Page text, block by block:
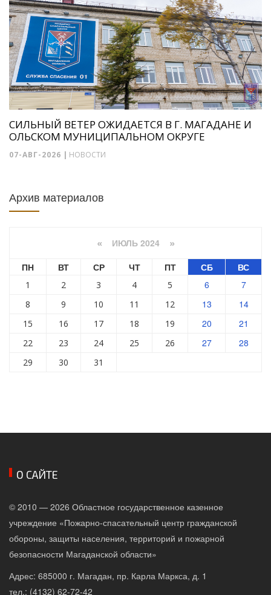
СИЛЬНЫЙ ВЕТЕР ОЖИДАЕТСЯ В Г. МАГАДАНЕ И
ОЛЬСКОМ МУНИЦИПАЛЬНОМ ОКРУГЕ
07-АВГ-2026 | НОВОСТИ
Архив материалов
« ИЮЛЬ 2024 »
ПН ВТ СР ЧТ ПТ СБ ВС
1 2 3 4 5 6 7
8 9 10 11 12 13 14
15 16 17 18 19 20 21
22 23 24 25 26 27 28
29 30 31
О САЙТЕ
© 2010 — 2026 Областное государственное казенное
учреждение «Пожарно-спасательный центр гражданской
обороны, защиты населения, территорий и пожарной
безопасности Магаданской области»
Адрес: 685000 г. Магадан, пр. Карла Маркса, д. 1
тел.: (4132) 62-72-42